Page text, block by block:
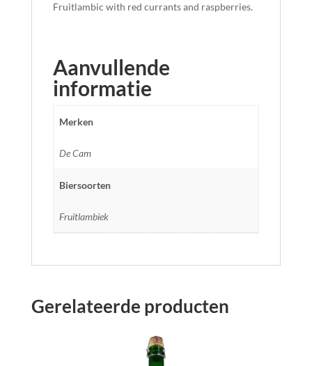
Fruitlambic with red currants and raspberries.
Aanvullende
informatie
Merken
De Cam
Biersoorten
Fruitlambiek
Gerelateerde producten